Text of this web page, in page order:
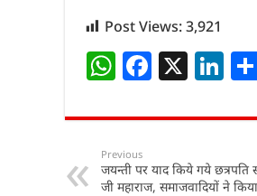
Post Views:3,921
W
at
s
A
F
c
b
X Li
k
dI
Previous
जयन्ती पर याद किये गये छत्रपति
जी महाराज, समाजवादियों ने किया